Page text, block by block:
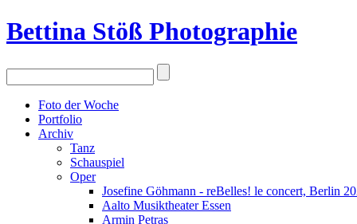
Bettina Stöß Photographie
Foto der Woche
Portfolio
Archiv
Tanz
Schauspiel
Oper
Josefine Göhmann - reBelles! le concert, Berlin
Aalto Musiktheater Essen
Armin Petras